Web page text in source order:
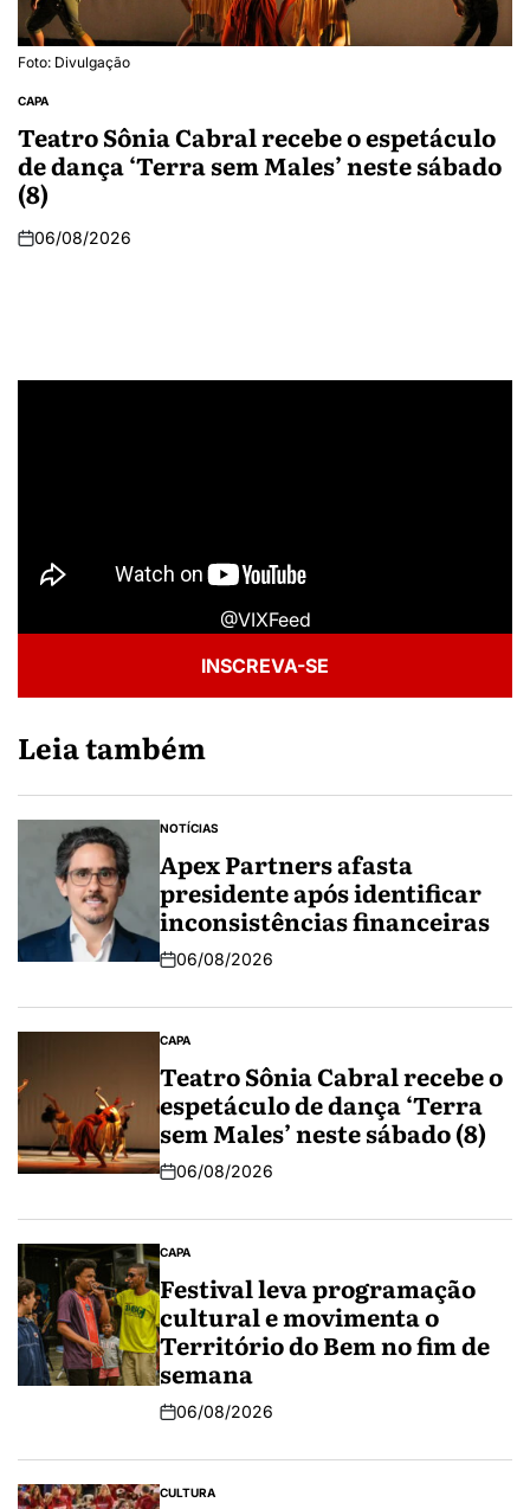
Foto: Divulgação
CAPA
Teatro Sônia Cabral recebe o espetáculo
de dança ‘Terra sem Males’ neste sábado
(8)
06/08/2026
@VIXFeed
INSCREVA-SE
Leia também
NOTÍCIAS
Apex Partners afasta
presidente após identificar
inconsistências financeiras
06/08/2026
CAPA
Teatro Sônia Cabral recebe o
espetáculo de dança ‘Terra
sem Males’ neste sábado (8)
06/08/2026
CAPA
Festival leva programação
cultural e movimenta o
Território do Bem no fim de
semana
06/08/2026
CULTURA